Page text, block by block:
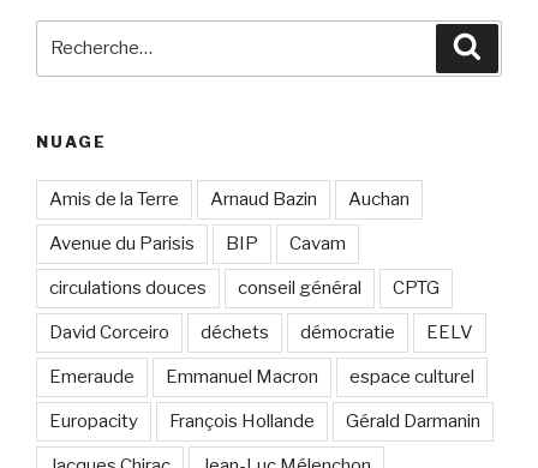
NUAGE
Amis de la Terre Arnaud Bazin Auchan
Avenue du Parisis BIP Cavam
circulations douces conseil général CPTG
David Corceiro déchets démocratie EELV
Emeraude Emmanuel Macron espace culturel
Europacity François Hollande Gérald Darmanin